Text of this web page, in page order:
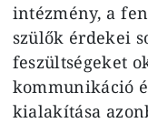
intézmény, a
szülők érdekei
feszültségeket
kommunikáció
kialakítása